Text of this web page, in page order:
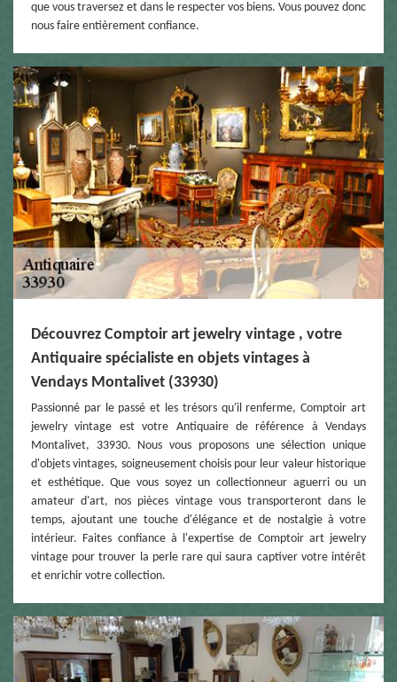
que vous traversez et dans le respecter vos biens. Vous pouvez donc
nous faire entièrement confiance.
Découvrez Comptoir art jewelry vintage , votre
Antiquaire spécialiste en objets vintages à
Vendays Montalivet (33930)
Passionné par le passé et les trésors qu'il renferme, Comptoir art
jewelry vintage est votre Antiquaire de référence à Vendays
Montalivet, 33930. Nous vous proposons une sélection unique
d'objets vintages, soigneusement choisis pour leur valeur historique
et esthétique. Que vous soyez un collectionneur aguerri ou un
amateur d'art, nos pièces vintage vous transporteront dans le
temps, ajoutant une touche d'élégance et de nostalgie à votre
intérieur. Faites confiance à l'expertise de Comptoir art jewelry
vintage pour trouver la perle rare qui saura captiver votre intérêt
et enrichir votre collection.